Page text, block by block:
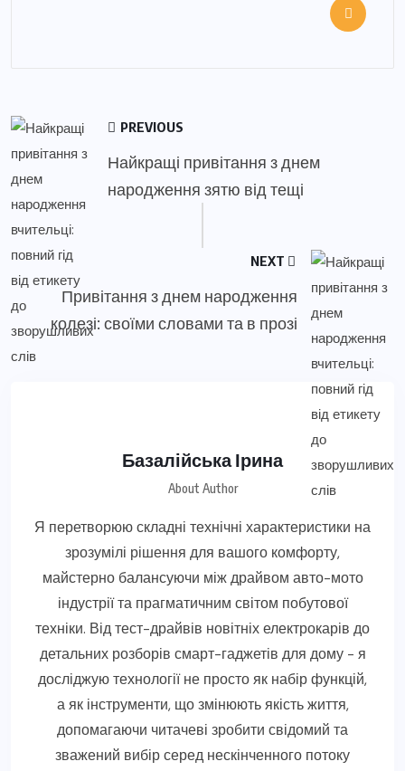
PREVIOUS
Найкращі привітання з днем
народження зятю від тещі
NEXT
Привітання з днем народження
колезі: своїми словами та в прозі
Базалійська Ірина
About Author
Я перетворюю складні технічні характеристики на
зрозумілі рішення для вашого комфорту,
майстерно балансуючи між драйвом авто-мото
індустрії та прагматичним світом побутової
техніки. Від тест-драйвів новітніх електрокарів до
детальних розборів смарт-гаджетів для дому - я
досліджую технології не просто як набір функцій,
а як інструменти, що змінюють якість життя,
допомагаючи читачеві зробити свідомий та
зважений вибір серед нескінченного потоку